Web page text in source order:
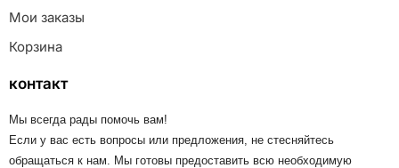
Мои заказы
Корзина
контакт
Мы всегда рады помочь вам!
Если у вас есть вопросы или предложения, не стесняйтесь
обращаться к нам. Мы готовы предоставить всю необходимую